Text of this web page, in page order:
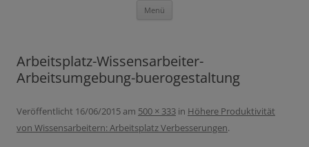
Menü
Arbeitsplatz-Wissensarbeiter-
Arbeitsumgebung-buerogestaltung
Veröffentlicht 16/06/2015am 500 × 333 in Höhere Produktivität
von Wissensarbeitern: Arbeitsplatz Verbesserungen.